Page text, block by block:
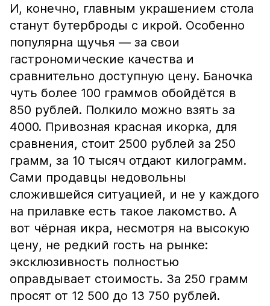
И, конечно, главным украшением стола
станут бутерброды с икрой. Особенно
популярна щучья — за свои
гастрономические качества и
сравнительно доступную цену. Баночка
чуть более 100 граммов обойдётся в
850 рублей. Полкило можно взять за
4000. Привозная красная икорка, для
сравнения, стоит 2500 рублей за 250
грамм, за 10 тысяч отдают килограмм.
Сами продавцы недовольны
сложившейся ситуацией, и не у каждого
на прилавке есть такое лакомство. А
вот чёрная икра, несмотря на высокую
цену, не редкий гость на рынке:
эксклюзивность полностью
оправдывает стоимость. За 250 грамм
просят от 12 500 до 13 750 рублей.